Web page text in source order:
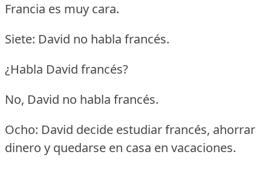
Francia es muy cara.
Siete: David no habla francés.
¿Habla David francés?
No, David no habla francés.
Ocho: David decide estudiar francés, ahorrar
dinero y quedarse en casa en vacaciones.